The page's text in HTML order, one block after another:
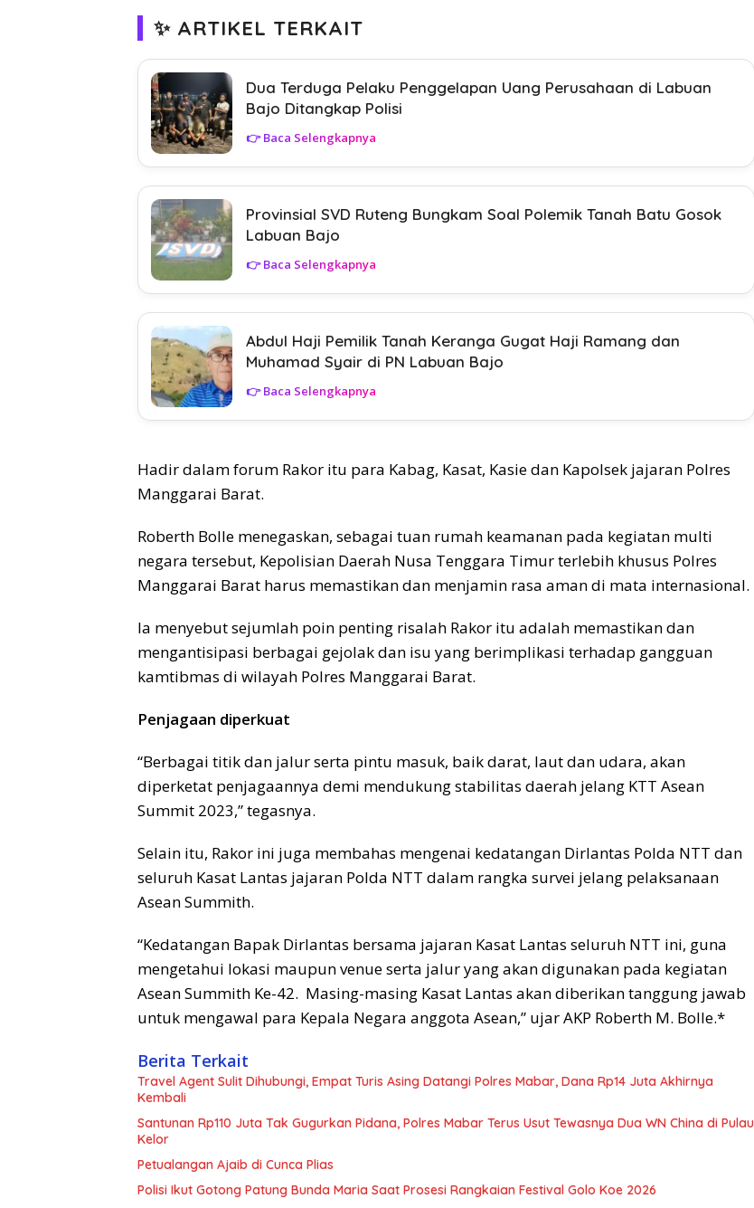
✨ ARTIKEL TERKAIT
Dua Terduga Pelaku Penggelapan Uang Perusahaan di Labuan
Bajo Ditangkap Polisi
👉 Baca Selengkapnya
Provinsial SVD Ruteng Bungkam Soal Polemik Tanah Batu Gosok
Labuan Bajo
👉 Baca Selengkapnya
Abdul Haji Pemilik Tanah Keranga Gugat Haji Ramang dan
Muhamad Syair di PN Labuan Bajo
👉 Baca Selengkapnya
Hadir dalam forum Rakor itu para Kabag, Kasat, Kasie dan Kapolsek jajaran Polres
Manggarai Barat.
Roberth Bolle menegaskan, sebagai tuan rumah keamanan pada kegiatan multi
negara tersebut, Kepolisian Daerah Nusa Tenggara Timur terlebih khusus Polres
Manggarai Barat harus memastikan dan menjamin rasa aman di mata internasional.
Ia menyebut sejumlah poin penting risalah Rakor itu adalah memastikan dan
mengantisipasi berbagai gejolak dan isu yang berimplikasi terhadap gangguan
kamtibmas di wilayah Polres Manggarai Barat.
Penjagaan diperkuat
“Berbagai titik dan jalur serta pintu masuk, baik darat, laut dan udara, akan
diperketat penjagaannya demi mendukung stabilitas daerah jelang KTT Asean
Summit 2023,” tegasnya.
Selain itu, Rakor ini juga membahas mengenai kedatangan Dirlantas Polda NTT dan
seluruh Kasat Lantas jajaran Polda NTT dalam rangka survei jelang pelaksanaan
Asean Summith.
“Kedatangan Bapak Dirlantas bersama jajaran Kasat Lantas seluruh NTT ini, guna
mengetahui lokasi maupun venue serta jalur yang akan digunakan pada kegiatan
Asean Summith Ke-42. Masing-masing Kasat Lantas akan diberikan tanggung jawab
untuk mengawal para Kepala Negara anggota Asean,” ujar AKP Roberth M. Bolle.*
Berita Terkait
Travel Agent Sulit Dihubungi, Empat Turis Asing Datangi Polres Mabar, Dana Rp14 Juta Akhirnya
Kembali
Santunan Rp110 Juta Tak Gugurkan Pidana, Polres Mabar Terus Usut Tewasnya Dua WN China di Pulau
Kelor
Petualangan Ajaib di Cunca Plias
Polisi Ikut Gotong Patung Bunda Maria Saat Prosesi Rangkaian Festival Golo Koe 2026